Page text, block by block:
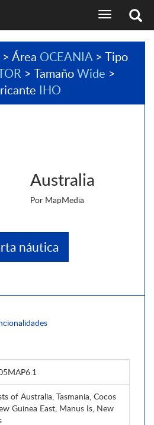
selector
de
idioma
de
la
pantalla
> Área OCEANIA> Tipo
> TamañoWide >
IHO
Australia
Por MapMedia
náutica
of Australia, Tasmania, Cocos
Guinea East, Manus Is, New